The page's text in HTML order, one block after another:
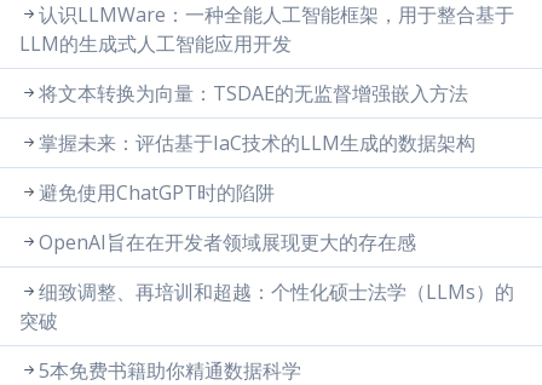
认识LLMWare：一种全能人工智能框架，用于整合基于
LLM的生成式人工智能应用开发
将文本转换为向量：TSDAE的无监督增强嵌入方法
掌握未来：评估基于IaC技术的LLM生成的数据架构
避免使用ChatGPT时的陷阱
OpenAI旨在在开发者领域展现更大的存在感
细致调整、再培训和超越：个性化硕士法学（LLMs）的
突破
5本免费书籍助你精通数据科学